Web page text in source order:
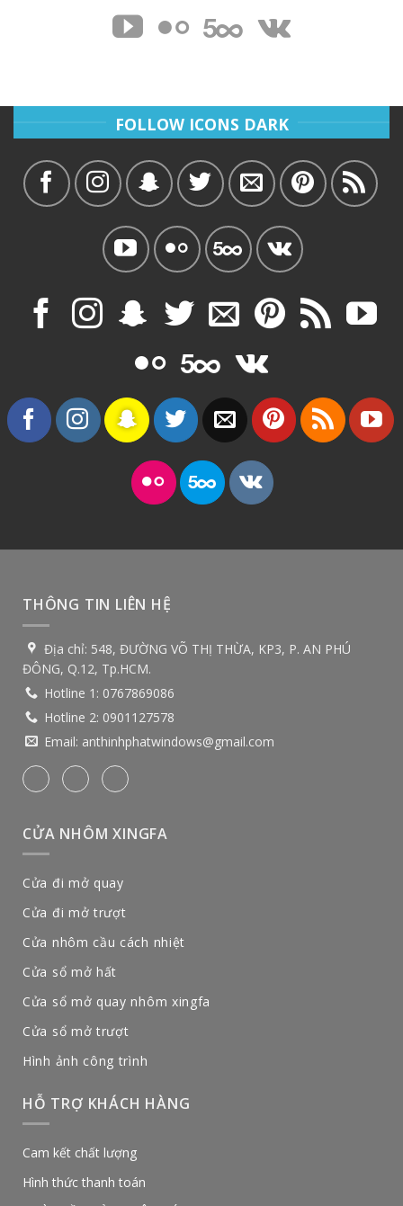
FOLLOW ICONS DARK
THÔNG TIN LIÊN HỆ
Địa chỉ: 548, ĐƯỜNG VÕ THỊ THỪA, KP3, P. AN PHÚ
ĐÔNG, Q.12, Tp.HCM.
Hotline 1: 0767869086
Hotline 2: 0901127578
Email: anthinhphatwindows@gmail.com
CỬA NHÔM XINGFA
Cửa đi mở quay
Cửa đi mở trượt
Cửa nhôm cầu cách nhiệt
Cửa sổ mở hất
Cửa sổ mở quay nhôm xingfa
Cửa sổ mở trượt
Hình ảnh công trình
HỖ TRỢ KHÁCH HÀNG
Cam kết chất lượng
Hình thức thanh toán